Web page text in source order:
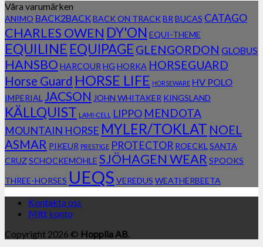
Våra varumärken
ANIMO BACK2BACKBACK ON TRACK BR BUCAS CATAGO
CHARLES OWEN DY'ON EQUI-THEME
EQUILINE EQUIPAGE GLENGORDON GLOBUS
HANSBO HARCOUR HG HORKA HORSEGUARD
Horse Guard HORSE LIFE HORSEWARE HV POLO
IMPERIAL JACSON JOHN WHITAKER KINGSLAND
KÄLLQUIST LAMI-CELL LIPPO MENDOTA
MOUNTAIN HORSE MYLER/TOKLAT NOEL
ASMAR PIKEUR PRESTIGE PROTECTOR ROECKL SANTA
CRUZSCHOCKEMÖHLE SJÖHAGEN WEAR SPOOKS
THREE-HORSES UEQS VEREDUS WEATHERBEETA
Kontakta oss
Mitt konto
Copyright 2026 © Hopplia AB.